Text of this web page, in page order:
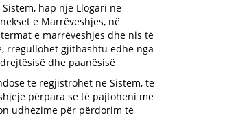
hap një Llogari në
e Marrëveshjes, në
e marrëveshjes dhe nis të
rregullohet gjithashtu edhe nga
dhe paanësisë
të regjistrohet në Sistem, të
përpara se të pajtoheni me
udhëzime për përdorim të